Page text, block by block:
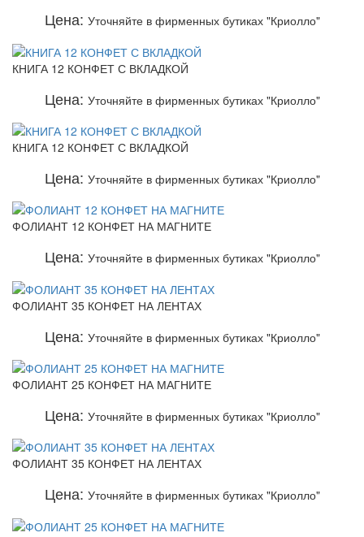
Цена: Уточняйте в фирменных бутиках "Криолло"
КНИГА 12 КОНФЕТ С ВКЛАДКОЙ
Цена: Уточняйте в фирменных бутиках "Криолло"
КНИГА 12 КОНФЕТ С ВКЛАДКОЙ
Цена: Уточняйте в фирменных бутиках "Криолло"
ФОЛИАНТ 12 КОНФЕТ НА МАГНИТЕ
Цена: Уточняйте в фирменных бутиках "Криолло"
ФОЛИАНТ 35 КОНФЕТ НА ЛЕНТАХ
Цена: Уточняйте в фирменных бутиках "Криолло"
ФОЛИАНТ 25 КОНФЕТ НА МАГНИТЕ
Цена: Уточняйте в фирменных бутиках "Криолло"
ФОЛИАНТ 35 КОНФЕТ НА ЛЕНТАХ
Цена: Уточняйте в фирменных бутиках "Криолло"